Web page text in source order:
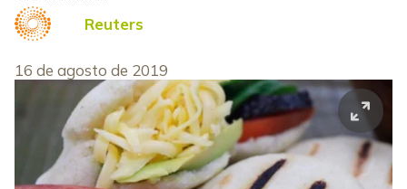
Reuters
16 de agosto de 2019